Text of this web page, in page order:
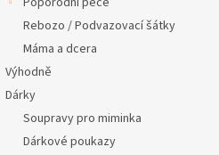
Rebozo / Podvazovací šátky
Máma a dcera
Výhodně
Dárky
Soupravy pro miminka
Dárkové poukazy